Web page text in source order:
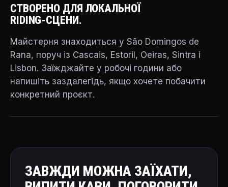
СТВОРЕНО ДЛЯ ЛОКАЛЬНОЇ
RIDING-СЦЕНИ.
Майстерня знаходиться у São Domingos de
Rana, поруч із Cascais, Estoril, Oeiras, Sintra і
Lisbon. Заїжджайте у робочі години або
напишіть заздалегідь, якщо хочете побачити
конкретний проєкт.
ЗАВЖДИ МОЖНА ЗАЇХАТИ,